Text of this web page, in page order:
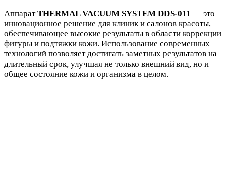
АппаратTHERMAL VACUUM SYSTEM DDS-011 — это
инновационное решение для клиник и салонов красоты,
обеспечивающее высокие результаты в области коррекции
фигуры и подтяжки кожи. Использование современных
технологий позволяет достигать заметных результатов на
длительный срок, улучшая не только внешний вид, но и
общее состояние кожи и организма в целом.